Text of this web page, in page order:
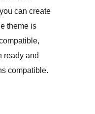
can create
theme is
ready and
compatible.